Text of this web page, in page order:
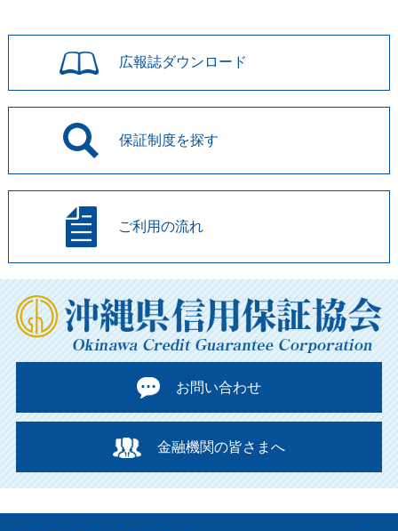
広報誌ダウンロード
保証制度を探す
ご利用の流れ
お問い合わせ
金融機関の皆さまへ